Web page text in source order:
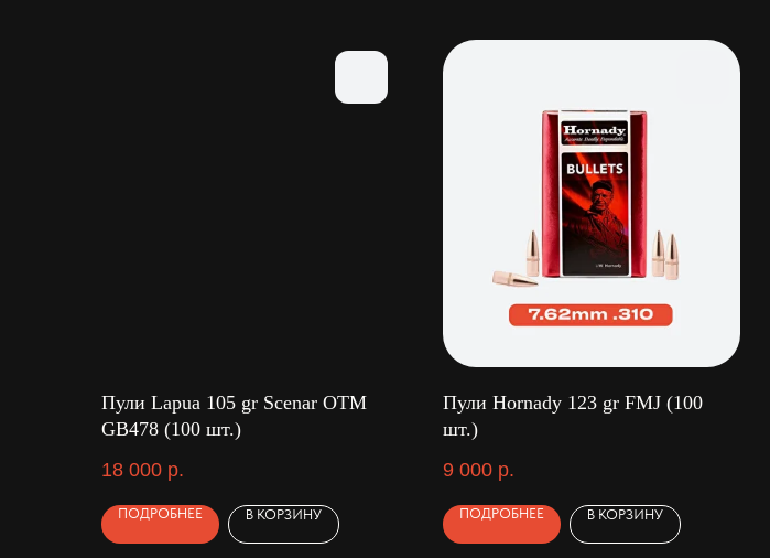
Пули Lapua 105 gr Scenar OTM
GB478 (100 шт.)
18 000 р.
ПОДРОБНЕЕ В КОРЗИНУ
Пули Hornady 123 gr FMJ (100
шт.)
9 000 р.
ПОДРОБНЕЕ В КОРЗИНУ